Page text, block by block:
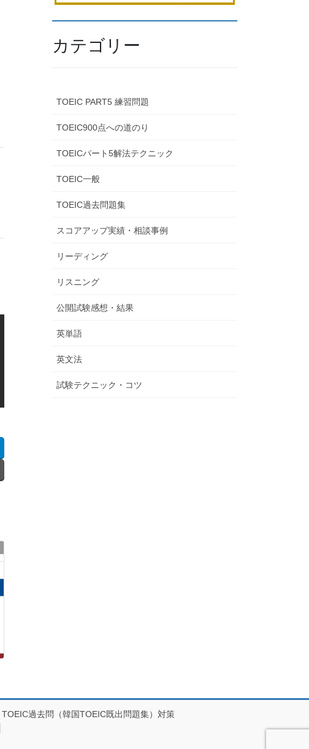
カテゴリー
TOEIC PART5 練習問題
TOEIC900点への道のり
TOEICパート5解法テクニック
TOEIC一般
TOEIC過去問題集
スコアアップ実績・相談事例
リーディング
リスニング
公開試験感想・結果
英単語
英文法
試験テクニック・コツ
TOEIC過去問（韓国TOEIC既出問題集）対策